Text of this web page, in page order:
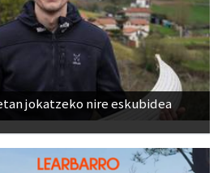
jokatzeko nire eskubidea